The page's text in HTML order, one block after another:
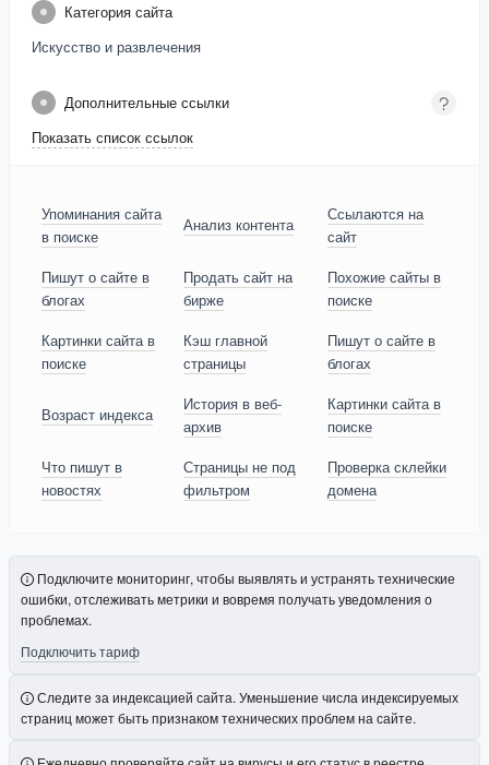
Категория сайта
Искусство и развлечения
Дополнительные ссылки
Показать список ссылок
Упоминания сайта
в поиске
Анализ контента
Ссылаются на
сайт
Пишут о сайте в
блогах
Продать сайт на
бирже
Похожие сайты в
поиске
Картинки сайта в
поиске
Кэш главной
страницы
Пишут о сайте в
блогах
Возраст индекса
История в веб-
архив
Картинки сайта в
поиске
Что пишут в
новостях
Страницы не под
фильтром
Проверка склейки
домена
Подключите мониторинг, чтобы выявлять и устранять технические
ошибки, отслеживать метрики и вовремя получать уведомления о
проблемах.
Подключить тариф
Следите за индексацией сайта. Уменьшение числа индексируемых
страниц может быть признаком технических проблем на сайте.